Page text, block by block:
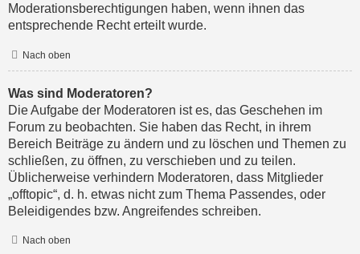
Moderationsberechtigungen haben, wenn ihnen das
entsprechende Recht erteilt wurde.
Nach oben
Was sind Moderatoren?
Die Aufgabe der Moderatoren ist es, das Geschehen im
Forum zu beobachten. Sie haben das Recht, in ihrem
Bereich Beiträge zu ändern und zu löschen und Themen zu
schließen, zu öffnen, zu verschieben und zu teilen.
Üblicherweise verhindern Moderatoren, dass Mitglieder
„offtopic“, d. h. etwas nicht zum Thema Passendes, oder
Beleidigendes bzw. Angreifendes schreiben.
Nach oben